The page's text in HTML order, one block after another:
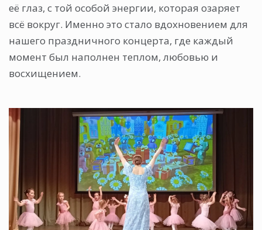
её глаз, с той особой энергии, которая озаряет
всё вокруг. Именно это стало вдохновением для
нашего праздничного концерта, где каждый
момент был наполнен теплом, любовью и
восхищением.